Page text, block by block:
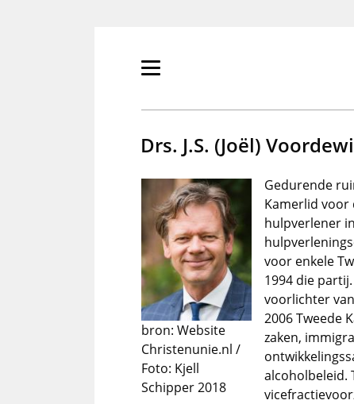
Primair
tonen/verbergen
Drs. J.S. (Joël)
bron: Website
Christenunie.nl /
Foto: Kjell
Schipper 2018
Gedurende
Kamerlid voor
hulpverlener
voor enkele
1994 die
voorlichter
2006 Tweede
zaken,
alcoholbeleid.